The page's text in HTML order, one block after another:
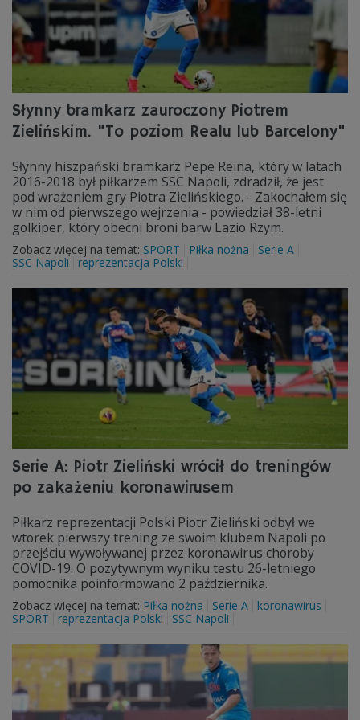
Słynny bramkarz zauroczony Piotrem
Zielińskim. "To poziom Realu lub Barcelony"
Słynny hiszpański bramkarz Pepe Reina, który w latach
2016-2018 był piłkarzem SSC Napoli, zdradził, że jest
pod wrażeniem gry Piotra Zielińskiego. - Zakochałem się
w nim od pierwszego wejrzenia - powiedział 38-letni
golkiper, który obecni broni barw Lazio Rzym.
Zobacz więcej na temat: SPORT Piłka nożna
Serie A
SSC Napoli
reprezentacja Polski
Serie A: Piotr Zieliński wrócił do treningów
po zakażeniu koronawirusem
Piłkarz reprezentacji Polski Piotr Zieliński odbył we
wtorek pierwszy trening ze swoim klubem Napoli po
przejściu wywoływanej przez koronawirus choroby
COVID-19. O pozytywnym wyniku testu 26-letniego
pomocnika poinformowano 2 października.
Zobacz więcej na temat: Piłka nożna Serie A
koronawirus
SPORT
reprezentacja Polski SSC Napoli